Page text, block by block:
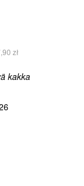
zł
kakka